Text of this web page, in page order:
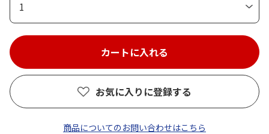
1
お気に入りに登録する
商品についてのお問い合わせはこちら